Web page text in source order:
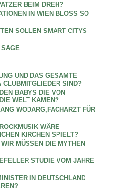
BEIM DREH?
IN WIEN BLOSS SO
SOLLEN SMART CITYS
UND DAS GESAMTE
CLUBMITGLIEDER SIND?
BABYS DIE VON
WELT KAMEN?
WODARG,FACHARZT FÜR
WÄRE
KIRCHEN SPIELT?
MÜSSEN DIE MYTHEN
STUDIE VOM JAHRE
IN DEUTSCHLAND